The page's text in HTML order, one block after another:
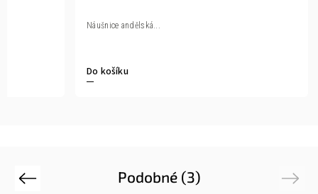
Do košíku
Náušnice andělská...
Podobné (3)
Previous Next